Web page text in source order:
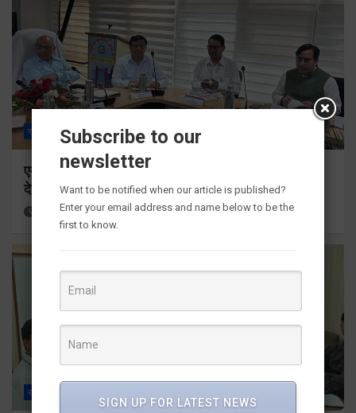
राज्य ALL देहरादून
एमडीडीए बोर्ड बैठक में 25 विकास प्रस्तावों को मिली मंजूरी,
देहरादून-मसूरी के नियोजित विकास को मिलेगी रफ्तार
14 hours ago Viri Gairola
राज्य
Subscribe to our
newsletter
Want to be notified when our article is published?
Enter your email address and name below to be the
first to know.
SIGN UP FOR LATEST NEWS